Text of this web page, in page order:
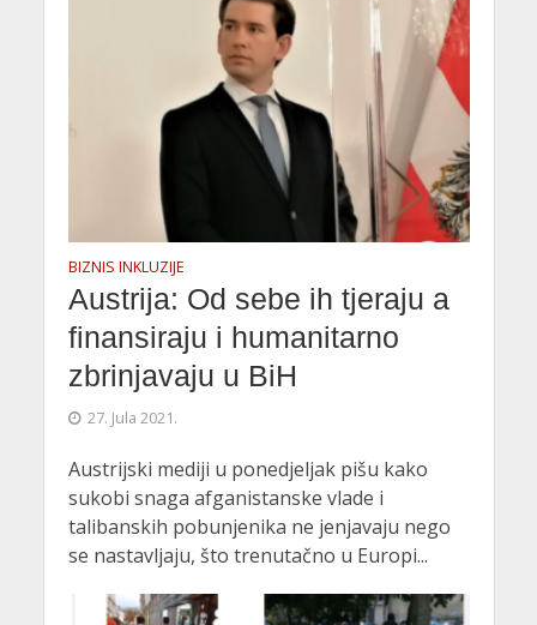
BIZNIS INKLUZIJE
Austrija: Od sebe ih tjeraju a
finansiraju i humanitarno
zbrinjavaju u BiH
27. Jula 2021.
Austrijski mediji u ponedjeljak pišu kako
sukobi snaga afganistanske vlade i
talibanskih pobunjenika ne jenjavaju nego
se nastavljaju, što trenutačno u Europi...